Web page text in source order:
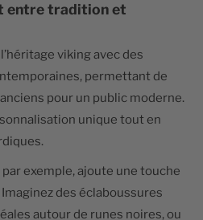
entre tradition et
viking avec des
permettant de
pour un public moderne.
unique tout en
par exemple, ajoute une touche
des éclaboussures
autour de runes noires, ou